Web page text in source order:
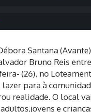
Santana
Bruno Reis
(26), no
para à
realidade. O local
e